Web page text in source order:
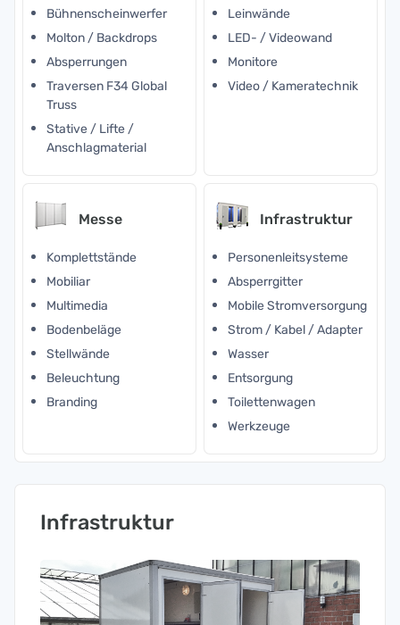
Bühnenscheinwerfer
Molton / Backdrops
Absperrungen
Traversen F34 Global
Truss
Stative / Lifte /
Anschlagmaterial
Leinwände
LED- / Videowand
Monitore
Video / Kameratechnik
Messe
Komplettstände
Mobiliar
Multimedia
Bodenbeläge
Stellwände
Beleuchtung
Branding
Infrastruktur
Personenleitsysteme
Absperrgitter
Mobile Stromversorgung
Strom / Kabel / Adapter
Wasser
Entsorgung
Toilettenwagen
Werkzeuge
Infrastruktur